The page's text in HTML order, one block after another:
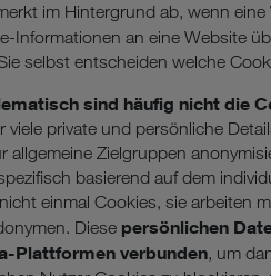
im Hintergrund ab, wenn
Informationen an eine Website
selbst entscheiden welche
sind häufig nicht die
viele private und persönliche
allgemeine Zielgruppen
basierend auf dem
einmal Cookies, sie arbeiten
Diese persönlichen
Plattformen verbunden, um